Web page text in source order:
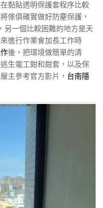
黏貼透明保護套程序比較
傢俱確實做好防塵保護，
另一個比較困難的地方是天
進行作業會加長工作時
後，把環境做簡單的清
生電工鉗和鉗套，以及保
主參考官方影片， 台南隱